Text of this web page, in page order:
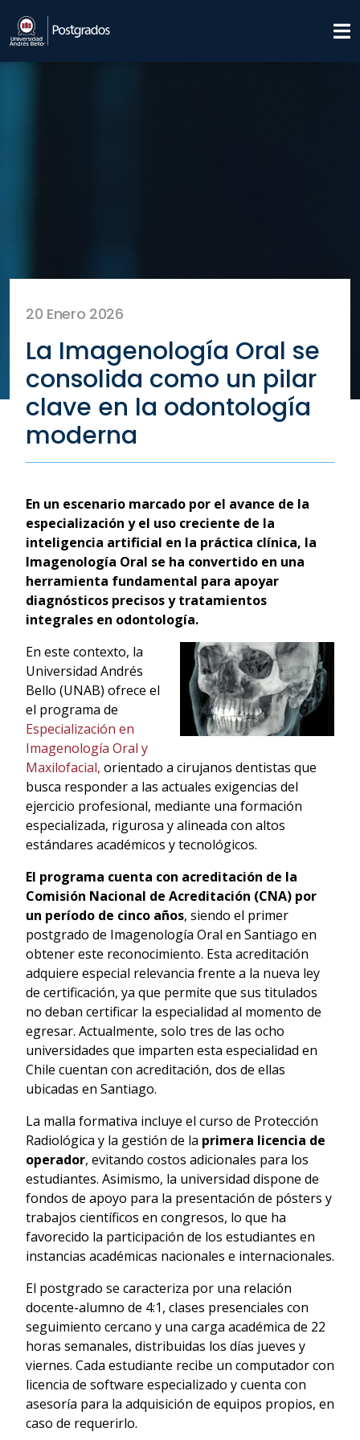
20 Enero 2026
La Imagenología Oral se
consolida como un pilar
clave en la odontología
moderna
En un escenario marcado por el avance de la
especialización y el uso creciente de la
inteligencia artificial en la práctica clínica, la
Imagenología Oral se ha convertido en una
herramienta fundamental para apoyar
diagnósticos precisos y tratamientos
integrales en odontología.
En este contexto, la
Universidad Andrés
Bello (UNAB) ofrece el
el programa de
Especialización en
Imagenología Oral y
Maxilofacial, orientado a cirujanos dentistas que
busca responder a las actuales exigencias del
ejercicio profesional, mediante una formación
especializada, rigurosa y alineada con altos
estándares académicos y tecnológicos.
El programa cuenta con acreditación de la
Comisión Nacional de Acreditación (CNA) por
un período de cinco años, siendo el primer
postgrado de Imagenología Oral en Santiago en
obtener este reconocimiento. Esta acreditación
adquiere especial relevancia frente a la nueva ley
de certificación, ya que permite que sus titulados
no deban certificar la especialidad al momento de
egresar. Actualmente, solo tres de las ocho
universidades que imparten esta especialidad en
Chile cuentan con acreditación, dos de ellas
ubicadas en Santiago.
La malla formativa incluye el curso de Protección
Radiológica y la gestión de la primera licencia de
operador, evitando costos adicionales para los
estudiantes. Asimismo, la universidad dispone de
fondos de apoyo para la presentación de pósters y
trabajos científicos en congresos, lo que ha
favorecido la participación de los estudiantes en
instancias académicas nacionales e internacionales.
El postgrado se caracteriza por una relación
docente-alumno de 4:1, clases presenciales con
seguimiento cercano y una carga académica de 22
horas semanales, distribuidas los días jueves y
viernes. Cada estudiante recibe un computador con
licencia de software especializado y cuenta con
asesoría para la adquisición de equipos propios, en
caso de requerirlo.